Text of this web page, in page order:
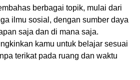
berbagai topik, mulai dari
ilmu sosial, dengan sumber daya
saja dan di mana saja.
kamu untuk belajar sesuai
terikat pada ruang dan waktu